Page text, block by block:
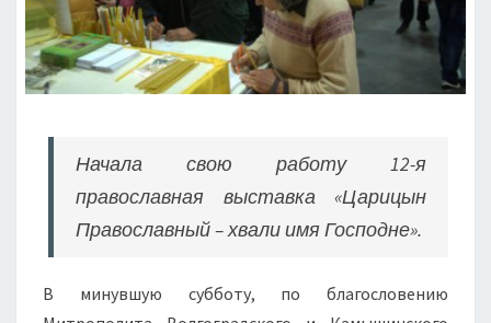
Начала свою работу 12-я
православная выставка «Царицын
Православный – хвали имя Господне».
В минувшую субботу, по благословению